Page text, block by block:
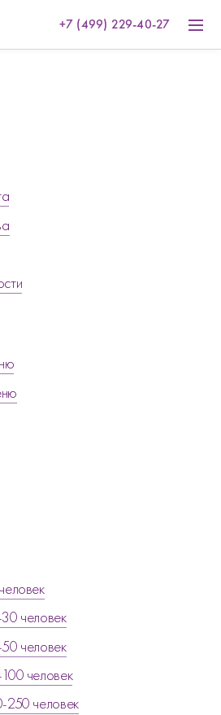
+7 (499) 229-40-27
человек
человек
человек
250 человек